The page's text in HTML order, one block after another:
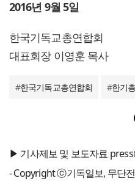
2016년 9월 5일
한국기독교총연합회
대표회장 이영훈 목사
#한국기독교총연합회 #한기총
▶ 기사제보 및 보도자료
- Copyright ⓒ기독일보, 무단